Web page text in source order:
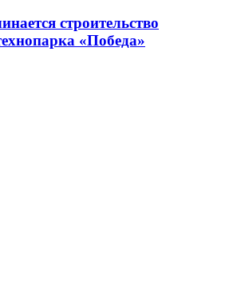
строительство
«Победа»